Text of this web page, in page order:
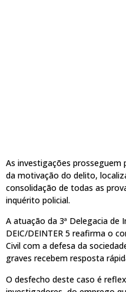
As investigações
da motivação do delito,
consolidação de todas as
inquérito policial.
A atuação da 3ª Delegacia de
DEIC/DEINTER 5 reafirma o
Civil com a defesa da
graves recebem resposta
O desfecho deste caso é